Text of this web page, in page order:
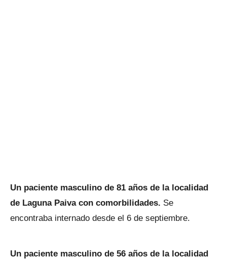
Un paciente masculino de 81 años de la localidad
de Laguna Paiva con comorbilidades. Se
encontraba internado desde el 6 de septiembre.
Un paciente masculino de 56 años de la localidad